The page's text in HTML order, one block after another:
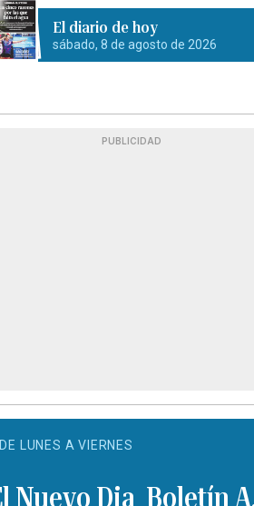
El diario de hoy
sábado, 8 de agosto de 2026
PUBLICIDAD
DE LUNES A VIERNES
Boletín